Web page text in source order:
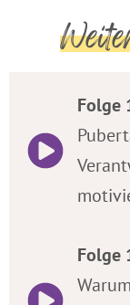
Folge
Folge